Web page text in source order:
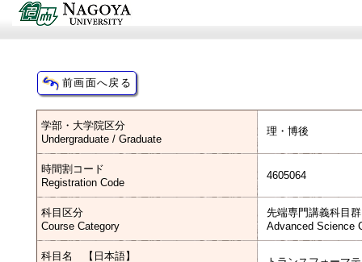
学部・大学院区分
Undergraduate / Graduate
理・博後
時間割コード
Registration Code
4605064
科目区分
Course Category
先端専門講義科目
Advanced Science
科目名 【日本語】